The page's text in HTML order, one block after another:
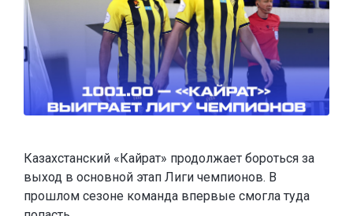
Казахстанский «Кайрат» продолжает бороться за
выход в основной этап Лиги чемпионов. В
прошлом сезоне команда впервые смогла туда